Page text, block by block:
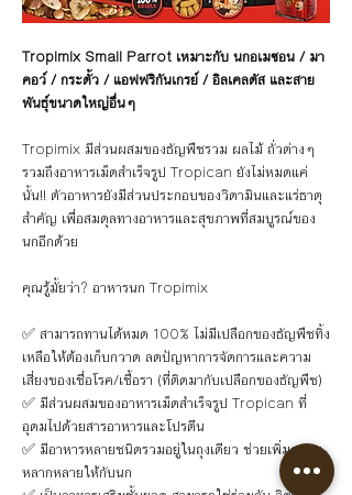
Tropimix Small Parrot เหมาะกับ นกอเมซอน / มา
คอว์ / กระตั้ว / แอฟฟริกันเกรย์ / อิลเคลตัส และสาย
พันธุ์ขนาดใหญ่อื่นๆ
Tropimix มีส่วนผสมของธัญพืชรวม ผลไม้ ถั่วต่างๆ
รวมถึงอาหารเม็ดสำเร็จรูป Tropican ยังไม่หมดแค่
นั้น!! ตัวอาหารยังมีส่วนประกอบของวิตามินและแร่ธาตุ
สำคัญ เพื่อสมดุลทางอาหารและสุขภาพที่สมบูรณ์ของ
นกอีกด้วย
คุณรู้มั้ยว่า? อาหารนก Tropimix
✅ สามารถทานได้หมด 100% ไม่มีเปลือกของธัญพืชทิ้ง
เหลือให้ต้องเก็บกวาด ลดปัญหาการจัดการและความ
เสี่ยงของเชื่อโรค/เชื้อรา (ที่ติดมากับเปลือกของธัญพืช)
✅ มีส่วนผสมของอาหารเม็ดสำเร็จรูป Tropican ที่
อุดมไปด้วยสารอาหารและโปรตีน
✅ มีอาหารหลายชนิดรวมอยู่ในถุงเดียว ช่วยเพิ่มความ
หลากหลายให้กับนก